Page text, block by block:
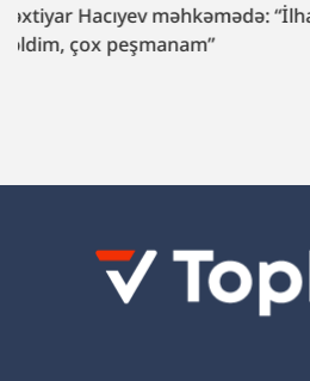
Formula yarışında yeyinti: